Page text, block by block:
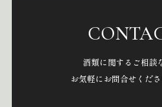
酒類に関するご相談
お気軽にお問合せくださ